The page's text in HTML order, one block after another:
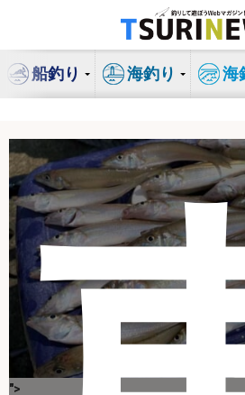
ン
ッ
船釣り 海釣り 海
">